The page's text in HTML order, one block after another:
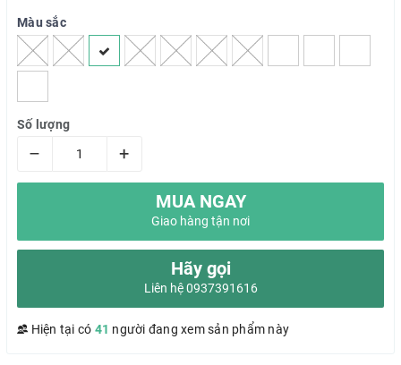
Màu sắc
Số lượng
– +
MUA NGAY
Giao hàng tận nơi
Hãy gọi
Liên hệ 0937391616
Hiện tại có 41 người đang xem sản phẩm này